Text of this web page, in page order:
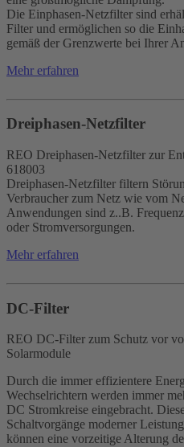
Die Einphasen-Netzfilter sind
Filter und ermöglichen so die
gemäß der Grenzwerte bei Ihrer
Mehr erfahren
Dreiphasen-Netzfilter
REO Dreiphasen-Netzfilter zur
618003
Dreiphasen-Netzfilter filtern
Verbraucher zum Netz wie vom
Anwendungen sind z..B.
oder Stromversorgungen.
Mehr erfahren
DC-Filter
REO DC-Filter zum Schutz vor
Solarmodule
Durch die immer effizientere
Wechselrichtern werden immer
DC Stromkreise eingebracht.
Schaltvorgänge moderner
können eine vorzeitige Alterung